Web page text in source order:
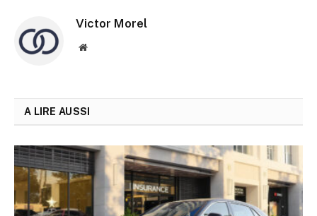
Victor Morel
Site
A LIRE AUSSI